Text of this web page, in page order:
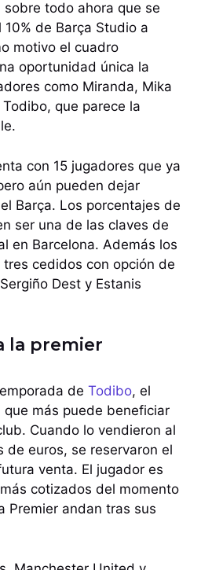
todo ahora que se
de Barça Studio a
motivo el cuadro
oportunidad única la
como Miranda, Mika
que parece la
con 15 jugadores que ya
aún pueden dejar
Barça. Los porcentajes de
ser una de las claves de
en Barcelona. Además los
cedidos con opción de
Dest y Estanis
la premier
de Todibo, el
más puede beneficiar
Cuando lo vendieron al
de euros, se reservaron el
venta. El jugador es
cotizados del momento
Premier andan tras sus